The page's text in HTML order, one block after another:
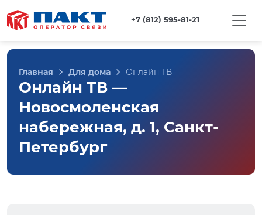
+7 (812) 595-81-21
Главная Для дома Онлайн ТВ
Онлайн ТВ —
Новосмоленская
набережная, д. 1, Санкт-
Петербург